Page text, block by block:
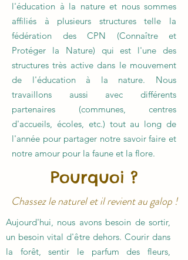
l'éducation à la nature et nous sommes
affiliés à plusieurs structures telle la
fédération des CPN (Connaître et
Protéger la Nature) qui est l'une des
structures très active dans le mouvement
de l'éducation à la nature. Nous
travaillons aussi avec différents
partenaires (communes, centres
d'accueils, écoles, etc.) tout au long de
l'année pour partager notre savoir faire et
notre amour pour la faune et la flore.
Pourquoi ?
Chassez le naturel et il revient au galop !
Aujourd'hui, nous avons besoin de sortir,
un besoin vital d'être dehors. Courir dans
la forêt, sentir le parfum des fleurs,